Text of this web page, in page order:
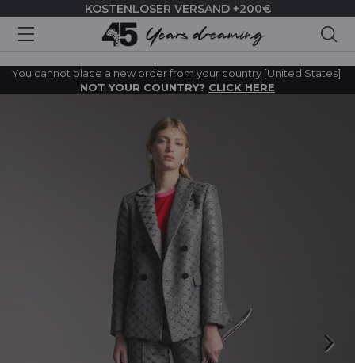
KOSTENLOSER VERSAND +200€
You cannot place a new order from your country [United States].
NOT YOUR COUNTRY? CLICK HERE